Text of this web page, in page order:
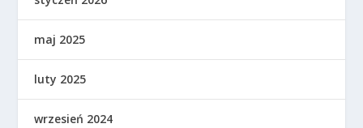
maj 2025
luty 2025
wrzesień 2024